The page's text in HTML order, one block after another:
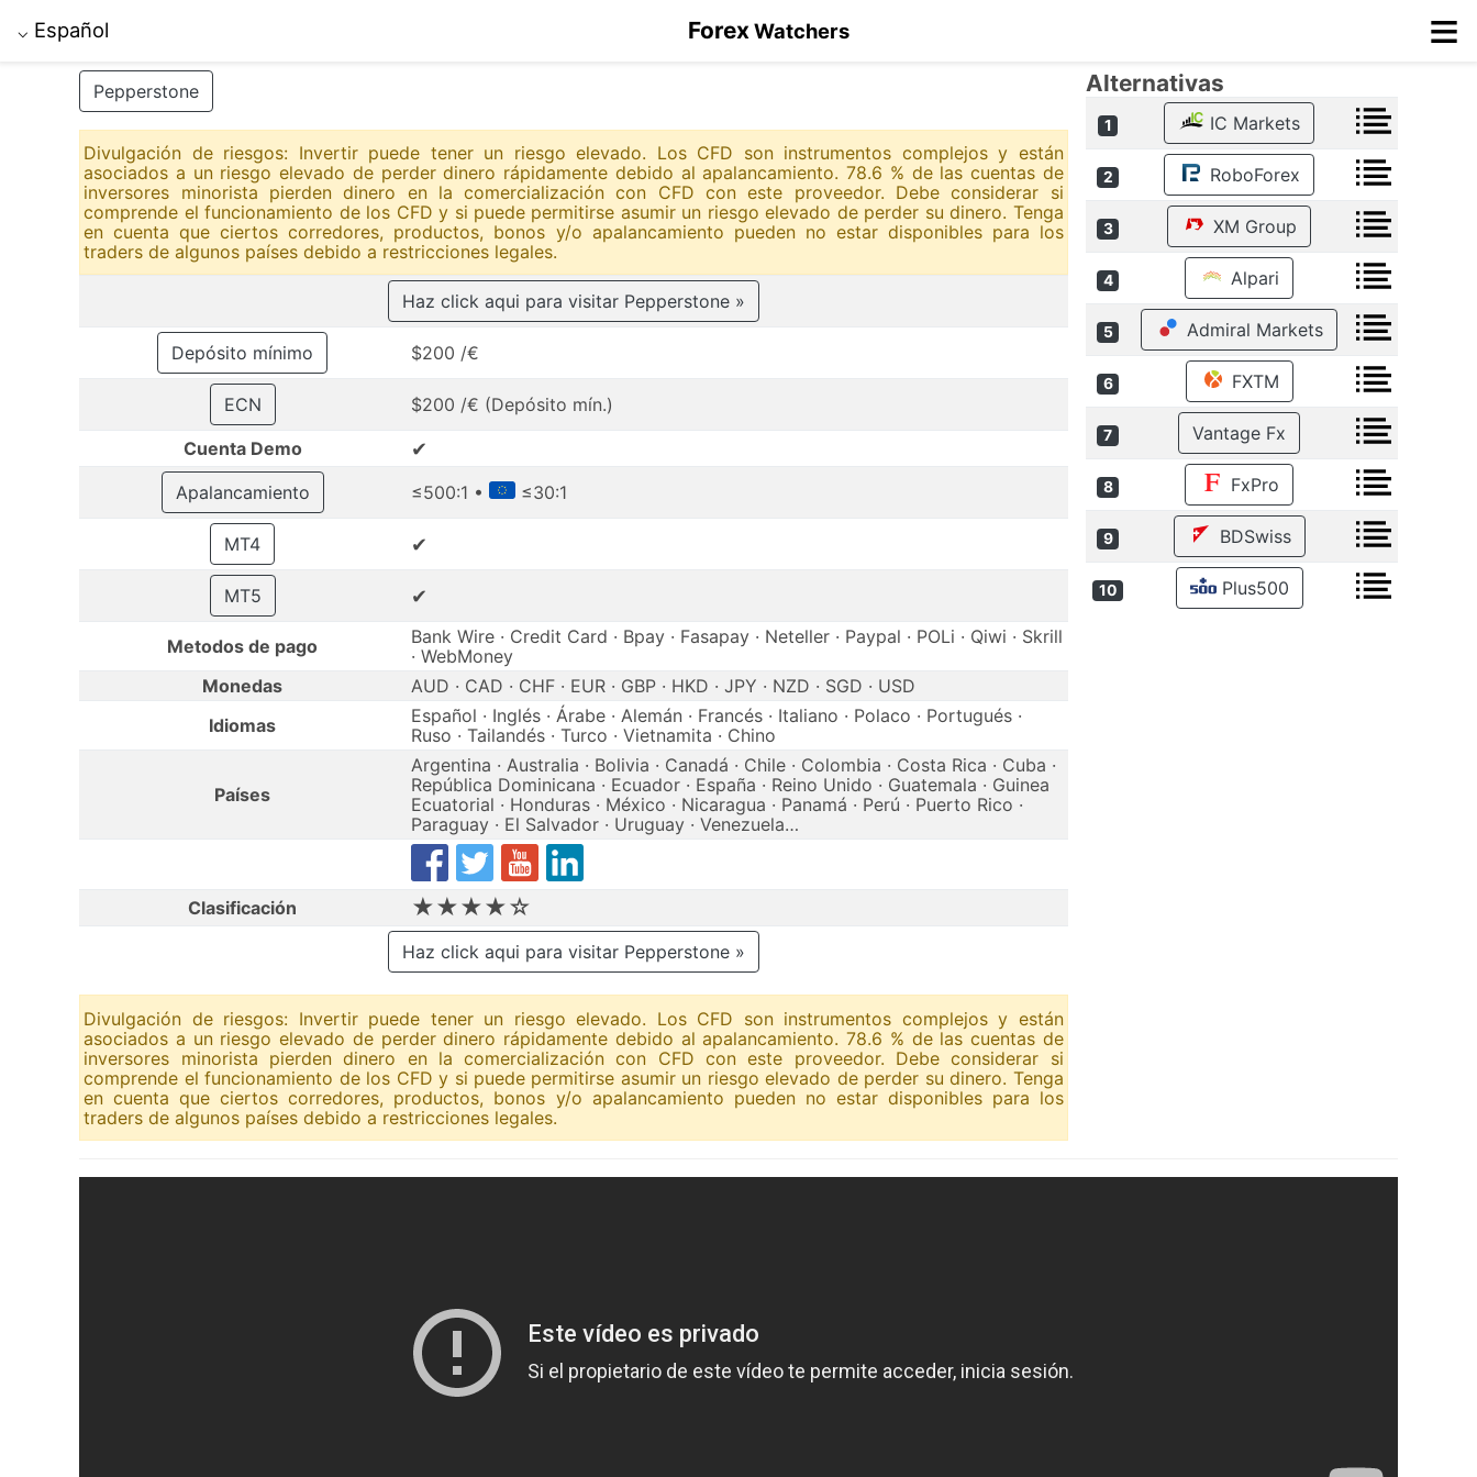
⌵ Español ForexWatchers ≡
Pepperstone
Divulgación de riesgos: Invertir puede tener un riesgo elevado. Los CFD son instrumentos complejos y están
asociados a un riesgo elevado de perder dinero rápidamente debido al apalancamiento. 78.6 % de las cuentas de
inversores minorista pierden dinero en la comercialización con CFD con este proveedor. Debe considerar si
comprende el funcionamiento de los CFD y si puede permitirse asumir un riesgo elevado de perder su dinero. Tenga
en cuenta que ciertos corredores, productos, bonos y/o apalancamiento pueden no estar disponibles para los
traders de algunos países debido a restricciones legales.
Haz click aqui para visitar Pepperstone »
Depósito mínimo $200 /€
ECN
$200 /€ (Depósito mín.)
Cuenta Demo
✔
Apalancamiento ≤500:1 • ≤30:1
MT4 ✔
MT5 ✔
Metodos de pago
Bank Wire · Credit Card · Bpay · Fasapay · Neteller · Paypal · POLi · Qiwi · Skrill
· WebMoney
Monedas
AUD · CAD · CHF · EUR · GBP · HKD · JPY · NZD · SGD · USD
Idiomas
Español · Inglés · Árabe · Alemán · Francés · Italiano · Polaco · Portugués ·
Ruso · Tailandés · Turco · Vietnamita · Chino
Países
Argentina · Australia · Bolivia · Canadá · Chile · Colombia · Costa Rica · Cuba ·
República Dominicana · Ecuador · España · Reino Unido · Guatemala · Guinea
Ecuatorial · Honduras · México · Nicaragua · Panamá · Perú · Puerto Rico ·
Paraguay · El Salvador · Uruguay · Venezuela…
Clasificación ★★★★☆
Haz click aqui para visitar Pepperstone »
Divulgación de riesgos: Invertir puede tener un riesgo elevado. Los CFD son instrumentos complejos y están
asociados a un riesgo elevado de perder dinero rápidamente debido al apalancamiento. 78.6 % de las cuentas de
inversores minorista pierden dinero en la comercialización con CFD con este proveedor. Debe considerar si
comprende el funcionamiento de los CFD y si puede permitirse asumir un riesgo elevado de perder su dinero. Tenga
en cuenta que ciertos corredores, productos, bonos y/o apalancamiento pueden no estar disponibles para los
traders de algunos países debido a restricciones legales.
Alternativas
1 IC Markets
2 RoboForex
3 XM Group
4 Alpari
5 Admiral Markets
6 FXTM
7 Vantage Fx
8 FxPro
9 BDSwiss
10 Plus500